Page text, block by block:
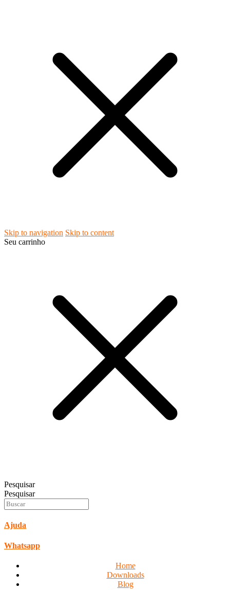
Skip to navigation Skip to content
Seu carrinho
Pesquisar
Pesquisar
Ajuda
Whatsapp
Home
Downloads
Blog